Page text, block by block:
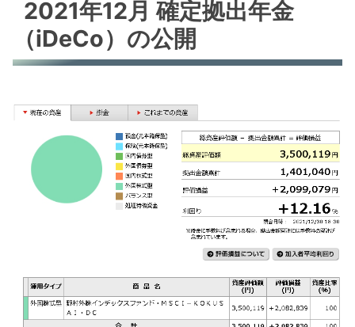
2021年12月 確定拠出年金
（iDeCo）の公開